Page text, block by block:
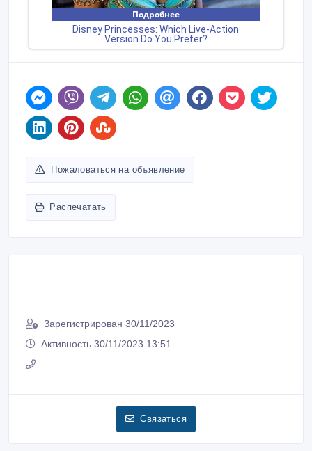
Пожаловаться на объявление
Распечатать
Зарегистрирован 30/11/2023
Активность 30/11/2023 13:51
Связаться